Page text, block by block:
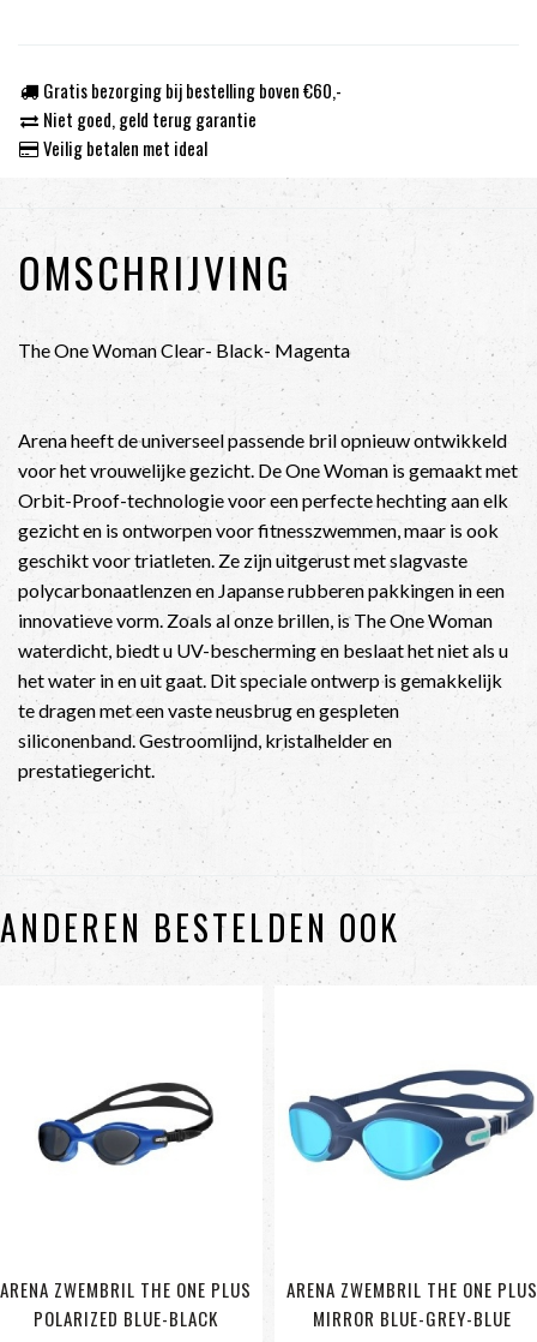
Gratis bezorging bij bestelling boven €60,-
Niet goed, geld terug garantie
Veilig betalen met ideal
OMSCHRIJVING
The One Woman Clear- Black- Magenta
Arena heeft de universeel passende bril opnieuw ontwikkeld
voor het vrouwelijke gezicht. De One Woman is gemaakt met
Orbit-Proof-technologie voor een perfecte hechting aan elk
gezicht en is ontworpen voor fitnesszwemmen, maar is ook
geschikt voor triatleten. Ze zijn uitgerust met slagvaste
polycarbonaatlenzen en Japanse rubberen pakkingen in een
innovatieve vorm. Zoals al onze brillen, is The One Woman
waterdicht, biedt u UV-bescherming en beslaat het niet als u
het water in en uit gaat. Dit speciale ontwerp is gemakkelijk
te dragen met een vaste neusbrug en gespleten
siliconenband. Gestroomlijnd, kristalhelder en
prestatiegericht.
ANDEREN BESTELDEN OOK
ARENA ZWEMBRIL THE ONE PLUS
POLARIZED BLUE-BLACK
ARENA ZWEMBRIL THE ONE PLUS
MIRROR BLUE-GREY-BLUE